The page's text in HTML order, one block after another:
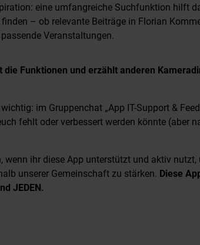
eine umfangreiche Suchfunktion hilft
– ob relevante Beiträge in Florian
Veranstaltungen.
die Funktionen und erzählt anderen
im Gruppenchat „App IT-Support &
fehlt oder verbessert werden könnte (aber
wenn ihr diese App unterstützt und aktiv nutzt,
unserer Gemeinschaft zu stärken. Diese
JEDEN.